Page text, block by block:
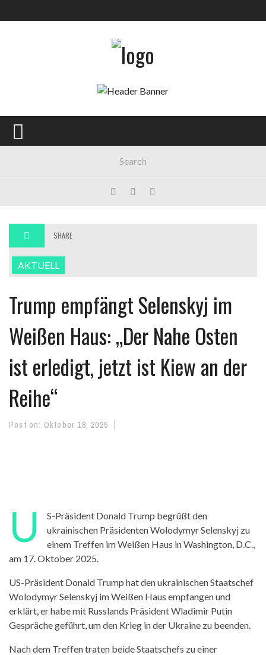
SHARE
AKTUELL
Trump empfängt Selenskyj im
Weißen Haus: „Der Nahe Osten
ist erledigt, jetzt ist Kiew an der
Reihe“
Post on: Oktober 18, 2025
U
S-Präsident Donald Trump begrüßt den
ukrainischen Präsidenten Wolodymyr Selenskyj zu
einem Treffen im Weißen Haus in Washington, D.C.,
am 17. Oktober 2025.
US-Präsident Donald Trump hat den ukrainischen Staatschef
Wolodymyr Selenskyj im Weißen Haus empfangen und
erklärt, er habe mit Russlands Präsident Wladimir Putin
Gespräche geführt, um den Krieg in der Ukraine zu beenden.
Nach dem Treffen traten beide Staatschefs zu einer